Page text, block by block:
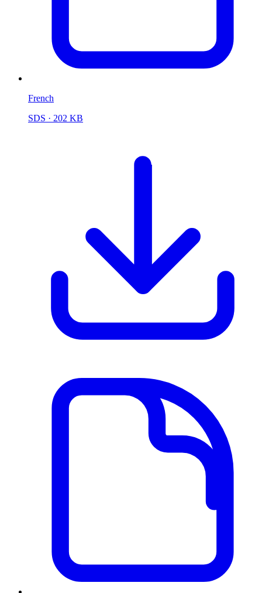
French
SDS · 202 KB